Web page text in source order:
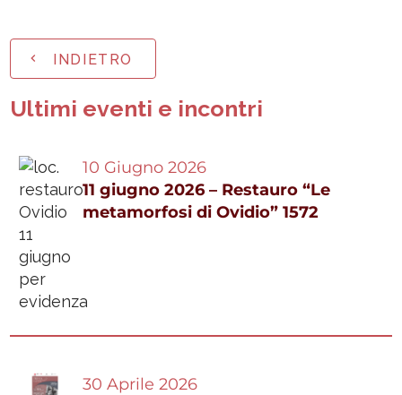
INDIETRO
Ultimi eventi e incontri
10 Giugno 2026
11 giugno 2026 – Restauro “Le
metamorfosi di Ovidio” 1572
30 Aprile 2026